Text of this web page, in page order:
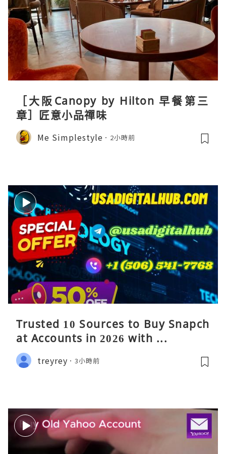
［大阪Canopy by Hilton 早餐第三
章］匠意小品禪味
Me Simplestyle 2小時前
Trusted 10 Sources to Buy Snapch
at Accounts in 2026 with ...
treyrey 3小時前